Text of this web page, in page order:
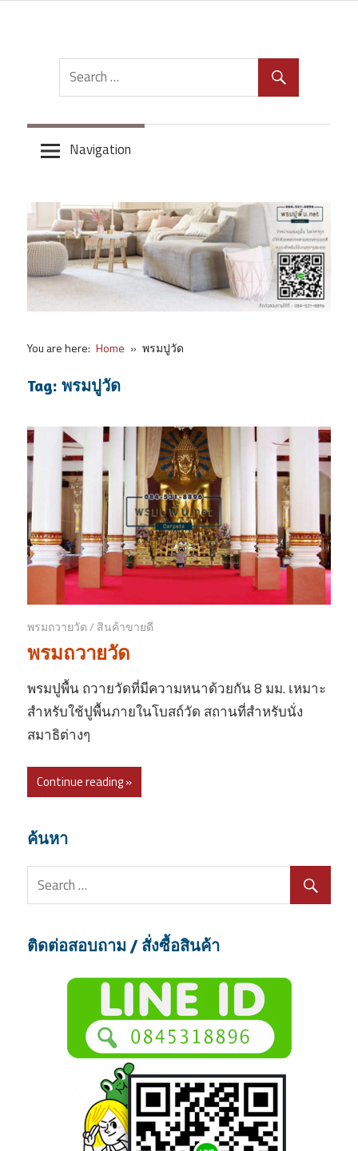
content
Navigation
You are here: Home พรมปูวัด
Tag: พรมปูวัด
พรมถวายวัด/ สินค้าขายดี
พรมถวายวัด
พรมปูพื้น ถวายวัดที่มีความหนาด้วยกัน 8 มม. เหมาะ
สำหรับใช้ปูพื้นภายในโบสถ์วัด สถานที่สำหรับนั่ง
สมาธิต่างๆ
Continue reading »
ค้นหา
ติดต่อสอบถาม / สั่งซื้อสินค้า